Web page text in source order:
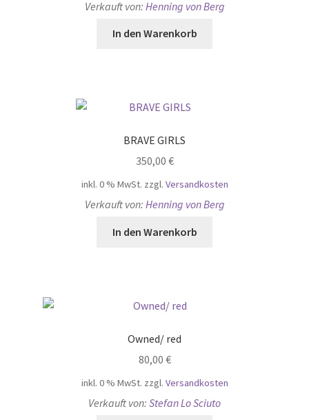
Verkauft von: Henning von Berg
In den Warenkorb
BRAVE GIRLS
350,00 €
inkl. 0 % MwSt. zzgl. Versandkosten
Verkauft von: Henning von Berg
In den Warenkorb
Owned/ red
80,00 €
inkl. 0 % MwSt. zzgl. Versandkosten
Verkauft von: Stefan Lo Sciuto